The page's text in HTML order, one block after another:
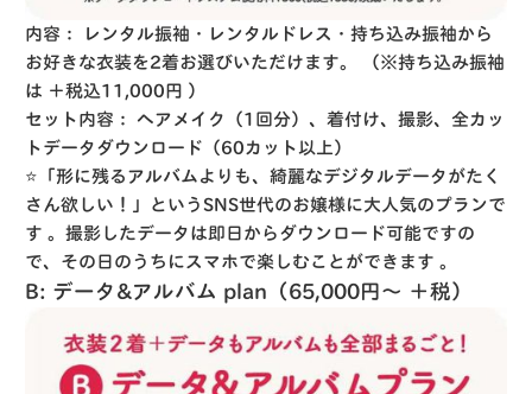
内容：
レンタル振袖・レンタルドレス・持ち込み振袖から
お好きな衣装を2着お選びいただけます。
（※持ち込み振袖
は ＋税込11,000円 ）
セット内容：
ヘアメイク（1回分）、着付け、撮影、全カッ
トデータダウンロード（60カット以上）
⭐️「形に残るアルバムよりも、綺麗なデジタルデータがたく
さん欲しい！」というSNS世代のお嬢様に大人気のプランで
す 。撮影したデータは即日からダウンロード可能ですの
で、その日のうちにスマホで楽しむことができます 。
B: データ&アルバム plan（65,000円〜 ＋税）